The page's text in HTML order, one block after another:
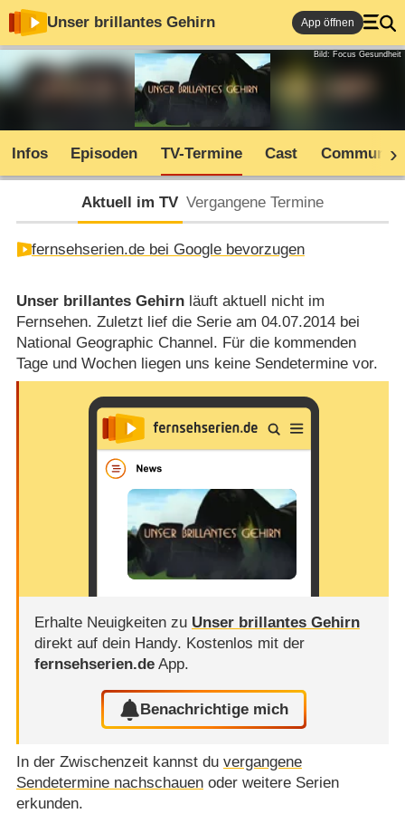
Unser brillantes Gehirn App öffnen
Bild: Focus Gesundheit
Infos Episoden TV-Termine Cast Community
Aktuell im TV Vergangene Termine
fernsehserien.de bei Google bevorzugen
Unser brillantes Gehirnläuft aktuell nicht im
Fernsehen. Zuletzt lief die Serie am 04.07.2014 bei
National Geographic Channel. Für die kommenden
Tage und Wochen liegen uns keine Sendetermine vor.
Erhalte Neuigkeiten zu Unser brillantes Gehirn
direkt auf dein Handy. Kostenlos mit der
fernsehserien.deApp.
Benachrichtige mich
In der Zwischenzeit kannst du vergangene
Sendetermine nachschauenoder weitere Serien
erkunden.